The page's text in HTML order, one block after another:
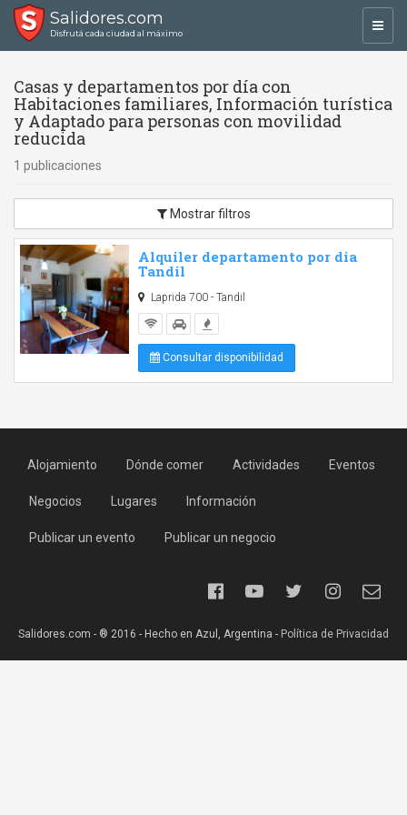
Salidores.com
Disfrutá cada ciudad al máximo
Casas y departamentos por día con
Habitaciones familiares, Información turística
y Adaptado para personas con movilidad
reducida
1 publicaciones
Mostrar filtros
Alquiler departamento por dia
Tandil
Laprida 700 - Tandil
Consultar disponibilidad
Alojamiento Dónde comer Actividades Eventos
Negocios Lugares Información
Publicar un evento Publicar un negocio
Salidores.com - ® 2016 - Hecho en Azul, Argentina - Política de Privacidad